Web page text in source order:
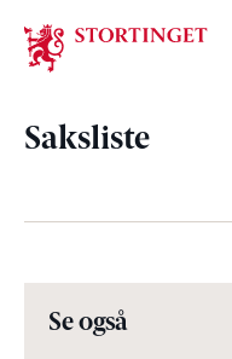
Stortinget.no
Saksliste
Se også